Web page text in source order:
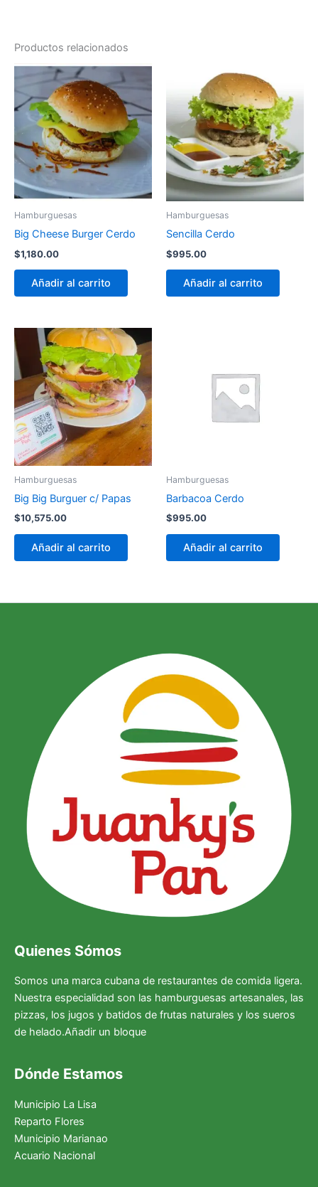
Productos relacionados
Hamburguesas
Big Cheese Burger Cerdo
$1,180.00
Añadir al carrito
Hamburguesas
Sencilla Cerdo
$995.00
Añadir al carrito
Hamburguesas
Big Big Burguer c/ Papas
$10,575.00
Añadir al carrito
Hamburguesas
Barbacoa Cerdo
$995.00
Añadir al carrito
Quienes Sómos
Somos una marca cubana de restaurantes de comida ligera.
Nuestra especialidad son las hamburguesas artesanales, las
pizzas, los jugos y batidos de frutas naturales y los sueros
de helado.Añadir un bloque
Dónde Estamos
Municipio La Lisa
Reparto Flores
Municipio Marianao
Acuario Nacional